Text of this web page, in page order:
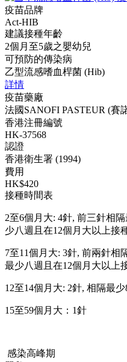
疫苗品牌
Act-HIB
建議接種年齡
2個月至5歲之嬰幼兒
可預防的傳染病
乙型流感嗜血桿菌 (Hib)
詳情
疫苗藥廠
法國SANOFI PASTEUR (賽
香港注冊編號
HK-37568
認證
香港衛生署 (1994)
費用
HK$420
接種時間表
2至6個月大: 4針, 前三針相
少八週且在12個月大以上接
7至11個月大: 3針, 前兩針相
最少八週且在12個月大以上
12至14個月大: 2針, 相隔最少
15至59個月大：1針
感染高峰期